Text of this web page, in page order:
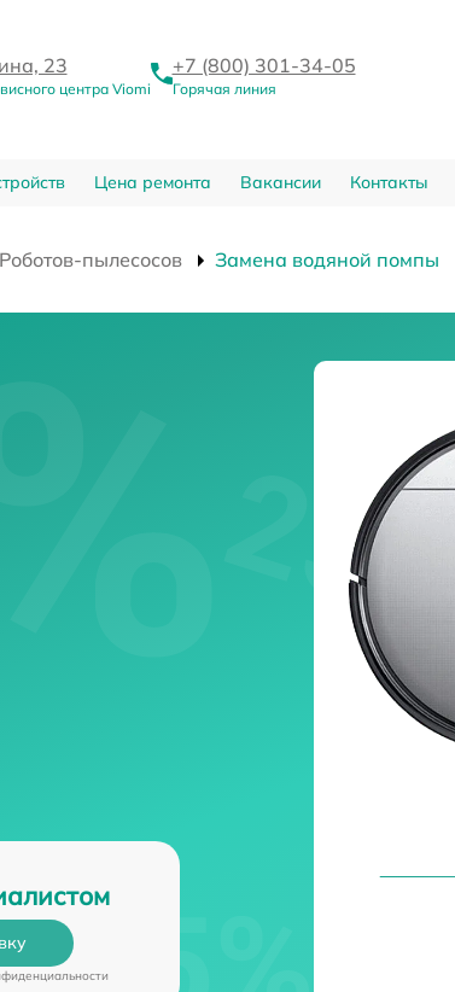
23
центра Viomi
+7 (800) 301-34-05
Горячая линия
Цена ремонта Вакансии Контакты
пылесосов Замена водяной помпы